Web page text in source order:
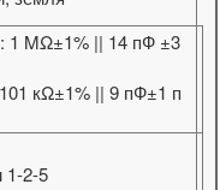
1 MΩ±1% || 14 пФ ±3
кΩ±1% || 9 пФ±1 п
1-2-5